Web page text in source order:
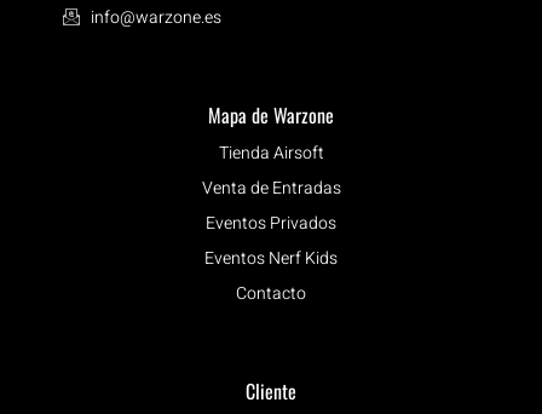
info@warzone.es
Mapa de Warzone
Tienda Airsoft
Venta de Entradas
Eventos Privados
Eventos Nerf Kids
Contacto
Cliente